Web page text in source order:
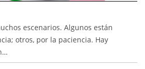
escenarios. Algunos están
otros, por la paciencia. Hay